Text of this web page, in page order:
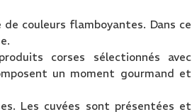
couleurs flamboyantes. Dans ce
corses sélectionnés avec
un moment gourmand et
Les cuvées sont présentées et